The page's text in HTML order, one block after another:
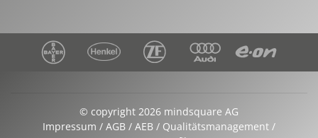
© copyright 2026 mindsquare AG
Impressum
AGB AEB
Qualitätsmanagement